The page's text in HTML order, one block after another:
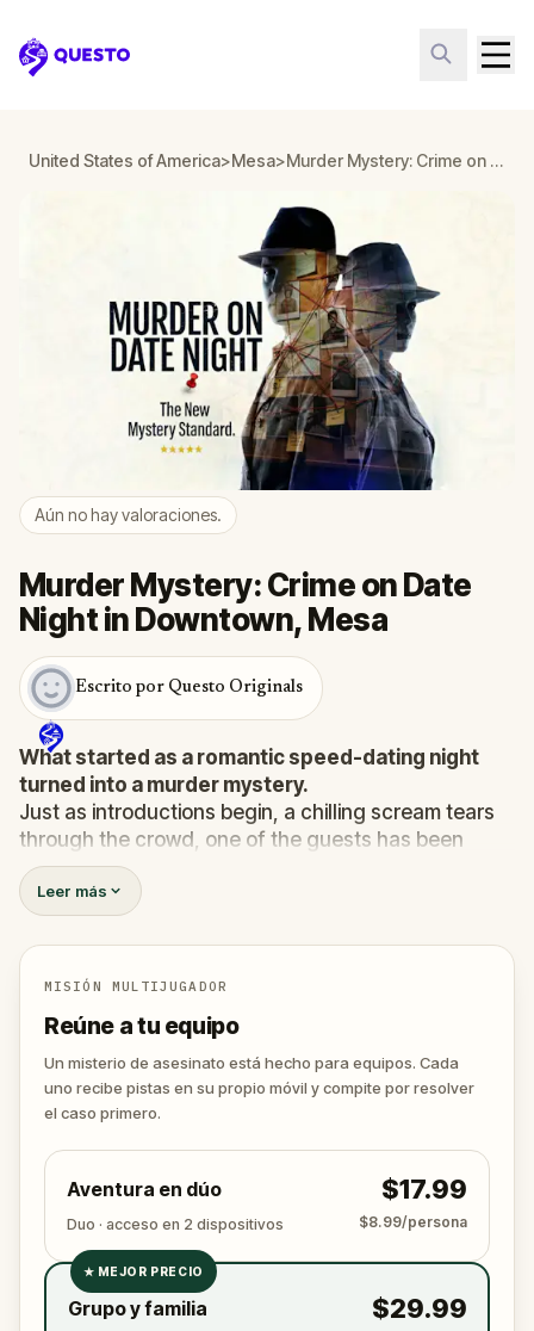
Questo
United States of America>Mesa> Murder Mystery: Crime on Date Night in Downtown, Mesa
Aún no hay valoraciones.
Murder Mystery: Crime on Date
Night in Downtown, Mesa
Escrito por Questo Originals
What started as a romantic speed-dating night
turned into a murder mystery.
Just as introductions begin, a chilling scream tears
through the crowd, one of the guests has been
murdered, and the killer has fled into the city.
Before panic can take hold,
This was no random attack. Every participant is now
part of a deadly puzzle, and the only way to survive
is to solve it.
right after the scream? The wedding singer seen
arguing with the victim? Or someone else hiding their
true identity among the dating profiles?
🔎Follow clues across the city, interrogate
movements before they disappear for good.
Bring your sharpest instincts—and your pen and
paper.In 90 minutes, the trail will go cold.
Love was the reason you came. Justice is why you
stay.
Leer más
MISIÓN MULTIJUGADOR
Reúne a tu equipo
Un misterio de asesinato está hecho para equipos. Cada
uno recibe pistas en su propio móvil y compite por resolver
el caso primero.
Aventura en dúo
Duo · acceso en 2 dispositivos
$17.99
$8.99/persona
✓
✓
★ MEJOR PRECIO
Grupo y familia $29.99